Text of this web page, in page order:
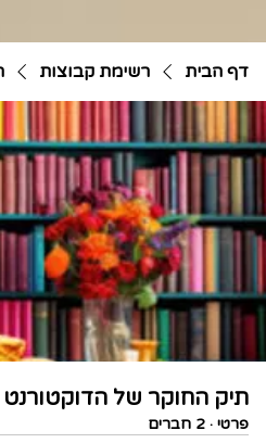
דף הבית רשימת קבוצות
תיק החוקר של
פרטי · 2 חברים